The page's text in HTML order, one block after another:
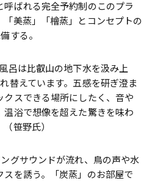
呼ばれる完全予約制のこのプラ
美蒸」「檜蒸」とコンセプトの
する。
呂は比叡山の地下水を汲み上
替えています。五感を研ぎ澄ま
スできる場所にしたく、音や
温浴で想像を超えた驚きを味わ
笹野氏）
グサウンドが流れ、鳥の声や水
を誘う。「炭蒸」のお部屋で